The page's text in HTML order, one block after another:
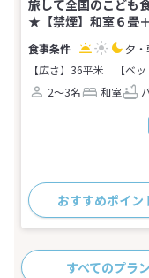
旅して全国のこども
★【禁煙】和室６畳
夕・
【広さ】36平米
【ベ
2～3名
和室
おすすめポイン
すべてのプラ